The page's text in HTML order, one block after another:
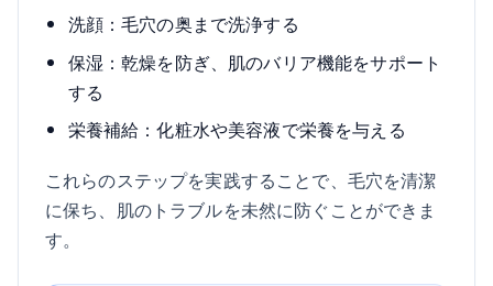
洗顔：毛穴の奥まで洗浄する
保湿：乾燥を防ぎ、肌のバリア機能をサポート
する
栄養補給：化粧水や美容液で栄養を与える
これらのステップを実践することで、毛穴を清潔
に保ち、肌のトラブルを未然に防ぐことができま
す。